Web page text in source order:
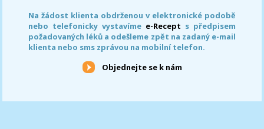
Na žádost klienta obdrženou v elektronické podobě
nebo telefonicky vystavíme e-Recept s předpisem
požadovaných léků a odešleme zpět na zadaný e-mail
klienta nebo sms zprávou na mobilní telefon.
Objednejte se k nám